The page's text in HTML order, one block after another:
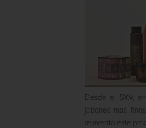
Desde el SXV,
jabones más
reinventó este